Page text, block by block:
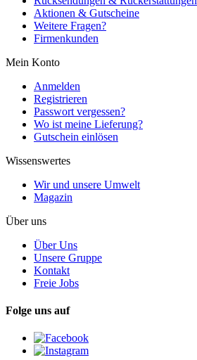
Aktionen & Gutscheine
Weitere Fragen?
Firmenkunden
Mein Konto
Anmelden
Registrieren
Passwort vergessen?
Wo ist meine Lieferung?
Gutschein einlösen
Wissenswertes
Wir und unsere Umwelt
Magazin
Über uns
Über Uns
Unsere Gruppe
Kontakt
Freie Jobs
Folge uns auf